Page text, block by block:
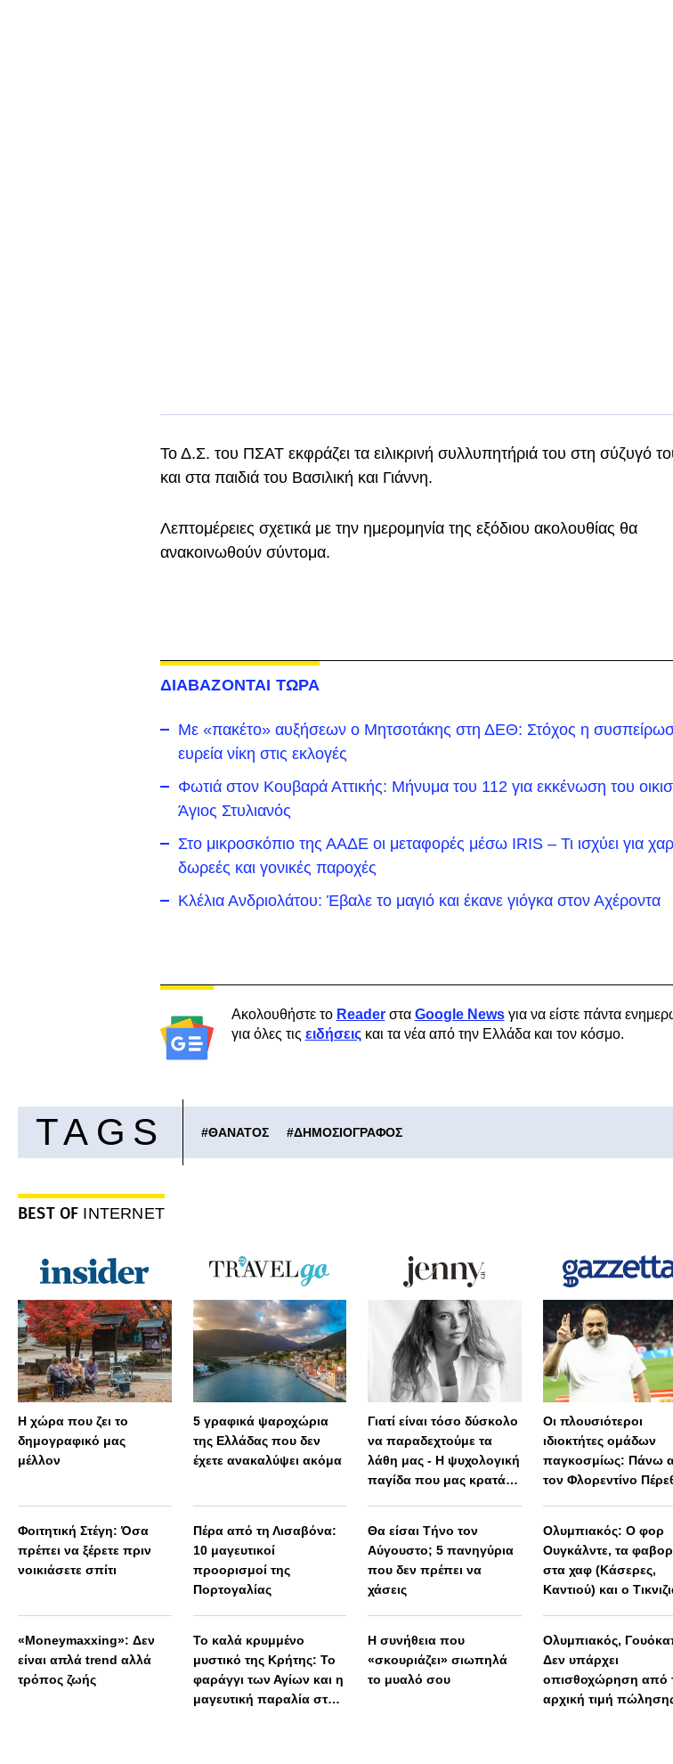
Το Δ.Σ. του ΠΣΑΤ εκφράζει τα ειλικρινή συλλυπητήριά του στη σύζυγό
και στα παιδιά του Βασιλική και Γιάννη.
Λεπτομέρειες σχετικά με την ημερομηνία της εξόδιου ακολουθίας θα
ανακοινωθούν σύντομα.
ΔΙΑΒΑΖΟΝΤΑΙ ΤΩΡΑ
Με «πακέτο» αυξήσεων ο Μητσοτάκης στη ΔΕΘ: Στόχος η
ευρεία νίκη στις εκλογές
Φωτιά στον Κουβαρά Αττικής: Μήνυμα του 112 για εκκένωση του
Άγιος Στυλιανός
Στο μικροσκόπιο της ΑΑΔΕ οι μεταφορές μέσω IRIS – Τι ισχύει για
δωρεές και γονικές παροχές
Κλέλια Ανδριολάτου: Έβαλε το μαγιό και έκανε γιόγκα στον Αχέροντα
Ακολουθήστε το Readerστα Google Newsγια να είστε πάντα
για όλες τις ειδήσειςκαι τα νέα από την Ελλάδα και τον κόσμο.
TAGS #ΘΑΝΑΤΟΣ #ΔΗΜΟΣΙΟΓΡΑΦΟΣ
BEST OF INTERNET
Η χώρα που ζει το
δημογραφικό μας
μέλλον
Φοιτητική Στέγη: Όσα
πρέπει να ξέρετε πριν
νοικιάσετε σπίτι
«Moneymaxxing»: Δεν
είναι απλά trend αλλά
τρόπος ζωής
5 γραφικά ψαροχώρια
της Ελλάδας που δεν
έχετε ανακαλύψει ακόμα
Πέρα από τη Λισαβόνα:
10 μαγευτικοί
προορισμοί της
Πορτογαλίας
Το καλά κρυμμένο
μυστικό της Κρήτης: Το
φαράγγι των Αγίων και η
μαγευτική παραλία στο
Γιατί είναι τόσο δύσκολο
να παραδεχτούμε τα
λάθη μας - Η ψυχολογική
παγίδα που μας κρατάει
Θα είσαι Τήνο τον
Αύγουστο; 5 πανηγύρια
που δεν πρέπει να
χάσεις
Η συνήθεια που
«σκουριάζει» σιωπηλά
το μυαλό σου
Οι πλουσιότεροι
ιδιοκτήτες ομάδων
παγκοσμίως: Πάνω
τον Φλορεντίνο
Ολυμπιακός: Ο φορ
Ουγκάλντε, τα
στα χαφ (Κάσερες,
Καντιού) και ο
Ολυμπιακός,
Δεν υπάρχει
οπισθοχώρηση από
αρχική τιμή